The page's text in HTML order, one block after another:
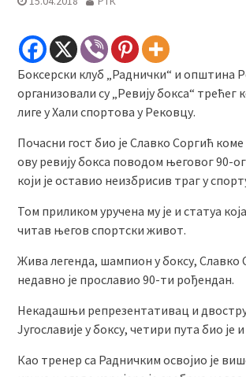
Боксерски клуб „Раднички“ и општина
организовали су „Ревију бокса“ трећег
лиге у Хали спортова у Рековцу.
Почасни гост био је Славко Соргић
ову ревију бокса поводом његовог 90-
који је оставио неизбрисив траг у
Том приликом уручена му је и статуа
читав његов спортски живот.
Жива легенда, шампион у боксу, Славко
недавно је прославио 90-ти рођендан.
Некадашњи репрезентативац и
Југославије у боксу, четири пута био је
Као тренер са Радничким освојио је